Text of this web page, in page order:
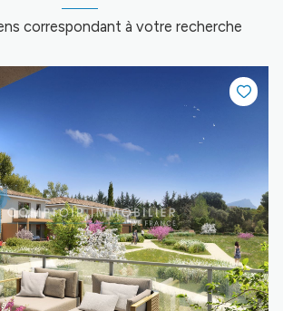
correspondant à votre recherche